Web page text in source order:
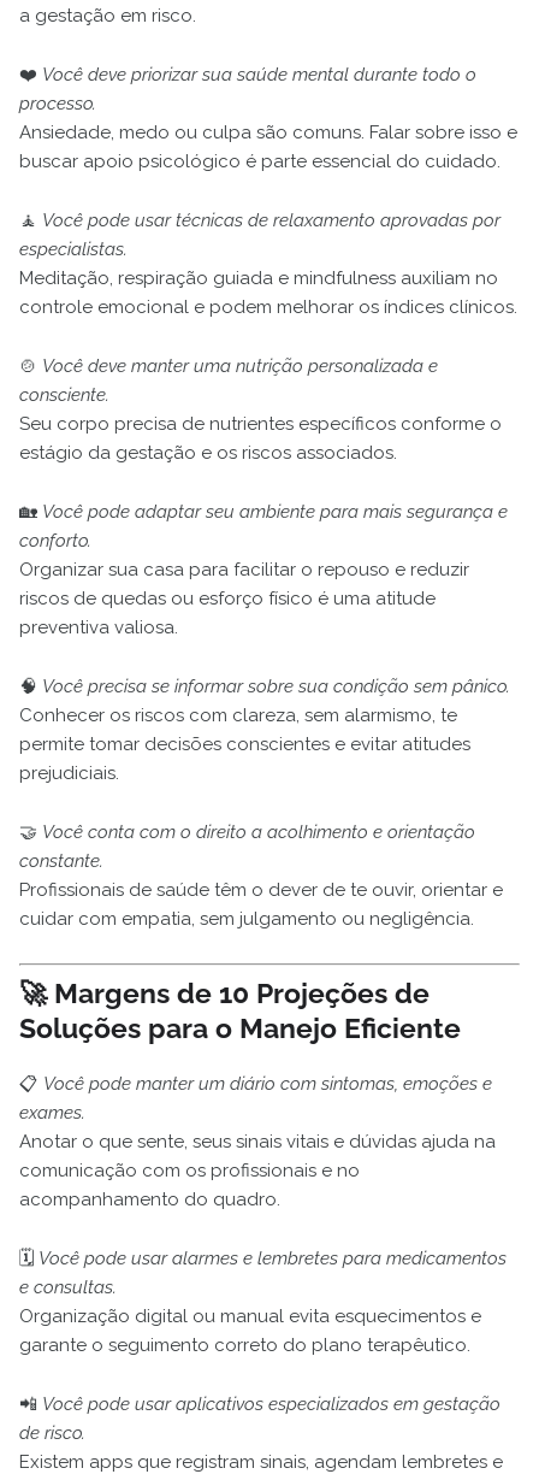
a gestação em risco.
❤️ Você deve priorizar sua saúde mental durante todo o
processo.
Ansiedade, medo ou culpa são comuns. Falar sobre isso e
buscar apoio psicológico é parte essencial do cuidado.
🧘 Você pode usar técnicas de relaxamento aprovadas por
especialistas.
Meditação, respiração guiada e mindfulness auxiliam no
controle emocional e podem melhorar os índices clínicos.
🍲 Você deve manter uma nutrição personalizada e
consciente.
Seu corpo precisa de nutrientes específicos conforme o
estágio da gestação e os riscos associados.
🏡 Você pode adaptar seu ambiente para mais segurança e
conforto.
Organizar sua casa para facilitar o repouso e reduzir
riscos de quedas ou esforço físico é uma atitude
preventiva valiosa.
🧠 Você precisa se informar sobre sua condição sem pânico.
Conhecer os riscos com clareza, sem alarmismo, te
permite tomar decisões conscientes e evitar atitudes
prejudiciais.
🤝 Você conta com o direito a acolhimento e orientação
constante.
Profissionais de saúde têm o dever de te ouvir, orientar e
cuidar com empatia, sem julgamento ou negligência.
🚀 Margens de 10 Projeções de
Soluções para o Manejo Eficiente
📋 Você pode manter um diário com sintomas, emoções e
exames.
Anotar o que sente, seus sinais vitais e dúvidas ajuda na
comunicação com os profissionais e no
acompanhamento do quadro.
🗓️ Você pode usar alarmes e lembretes para medicamentos
e consultas.
Organização digital ou manual evita esquecimentos e
garante o seguimento correto do plano terapêutico.
📲 Você pode usar aplicativos especializados em gestação
de risco.
Existem apps que registram sinais, agendam lembretes e